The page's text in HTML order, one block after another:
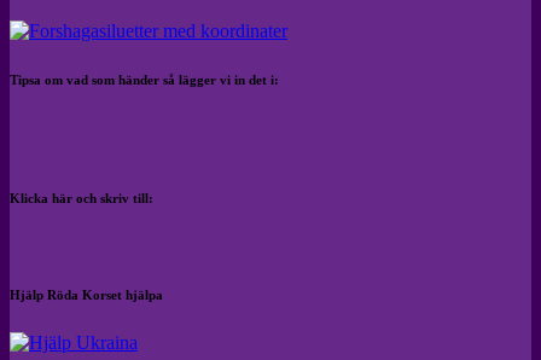
Tipsa om vad som händer så lägger vi in det i:
Klicka här och skriv till:
Hjälp Röda Korset hjälpa